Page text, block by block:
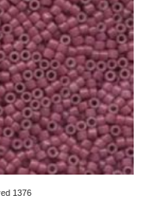
1376